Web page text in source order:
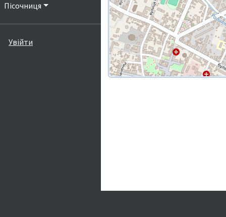
Пісочниця
Увійти